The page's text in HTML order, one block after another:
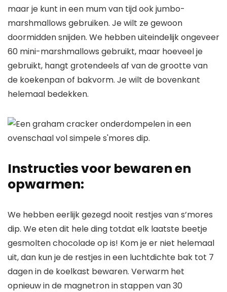
maar je kunt in een mum van tijd ook jumbo-
marshmallows gebruiken. Je wilt ze gewoon
doormidden snijden. We hebben uiteindelijk ongeveer
60 mini-marshmallows gebruikt, maar hoeveel je
gebruikt, hangt grotendeels af van de grootte van
de koekenpan of bakvorm. Je wilt de bovenkant
helemaal bedekken.
Instructies voor bewaren en
opwarmen:
We hebben eerlijk gezegd nooit restjes van s’mores
dip. We eten dit hele ding totdat elk laatste beetje
gesmolten chocolade op is! Kom je er niet helemaal
uit, dan kun je de restjes in een luchtdichte bak tot 7
dagen in de koelkast bewaren. Verwarm het
opnieuw in de magnetron in stappen van 30